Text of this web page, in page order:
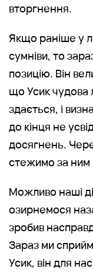
вторгнення.
Якщо раніше у
сумніви, то
позицію. Він
що Усик чудова
здається, і
до кінця не
досягнень.
стежимо за ним
Можливо наші
озирнемося
зробив
Зараз ми
Усик, він для